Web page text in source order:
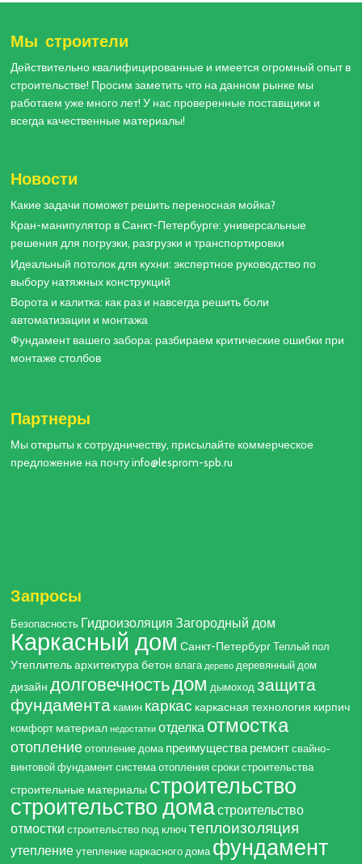
Мы строители
Действительно квалифицированные и имеется огромный опыт в
строительстве! Просим заметить что на данном рынке мы
работаем уже много лет! У нас проверенные поставщики и
всегда качественные материалы!
Новости
Какие задачи поможет решить переносная мойка?
Кран-манипулятор в Санкт-Петербурге: универсальные
решения для погрузки, разгрузки и транспортировки
Идеальный потолок для кухни: экспертное руководство по
выбору натяжных конструкций
Ворота и калитка: как раз и навсегда решить боли
автоматизации и монтажа
Фундамент вашего забора: разбираем критические ошибки при
монтаже столбов
Партнеры
Мы открыты к сотрудничеству, присылайте коммерческое
предложение на почту info@lesprom-spb.ru
Запросы
Безопасность Гидроизоляция Загородный дом
Каркасный дом Санкт-Петербург Теплый пол
Утеплительархитектура бетон влага дерево деревянный дом
дизайн долговечностьдом дымоход защита
фундамента камин каркас каркасная технология кирпич
комфорт материал недостатки отделка отмостка
отопление отопление дома преимущества ремонт свайно-
винтовой фундамент система отопления сроки строительства
строительные материалы строительство
строительство домастроительство
отмостки строительство под ключ теплоизоляция
утепление утепление каркасного дома фундамент